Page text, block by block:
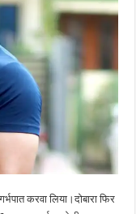
करवा लिया।दोबारा फिर